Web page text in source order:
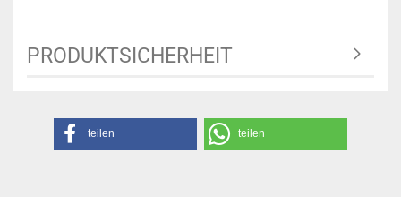
PRODUKTSICHERHEIT
teilen teilen